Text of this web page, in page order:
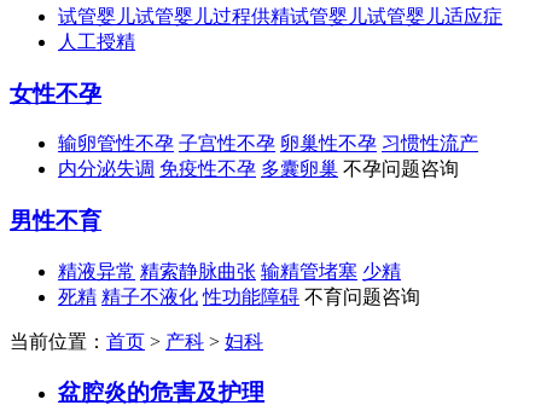
试管婴儿试管婴儿过程供精试管婴儿试管婴儿适应症
人工授精
女性不孕
输卵管性不孕 子宫性不孕 卵巢性不孕 习惯性流产
内分泌失调 免疫性不孕 多囊卵巢 不孕问题咨询
男性不育
精液异常 精索静脉曲张 输精管堵塞 少精
死精 精子不液化 性功能障碍 不育问题咨询
当前位置： 首页 > 产科 > 妇科
盆腔炎的危害及护理